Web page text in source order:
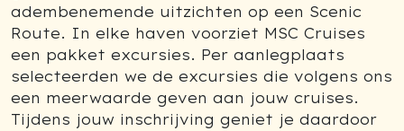
adembenemende uitzichten op een Scenic
Route. In elke haven voorziet MSC Cruises
een pakket excursies. Per aanlegplaats
selecteerden we de excursies die volgens ons
een meerwaarde geven aan jouw cruises.
Tijdens jouw inschrijving geniet je daardoor